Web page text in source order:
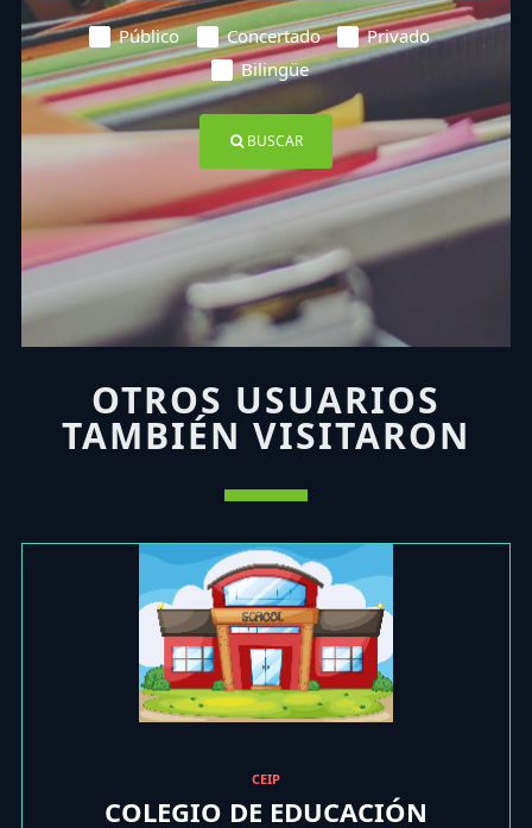
Público Concertado
Privado
Bilingüe
BUSCAR
OTROS USUARIOS
TAMBIÉN VISITARON
CEIP
COLEGIO DE EDUCACIÓN